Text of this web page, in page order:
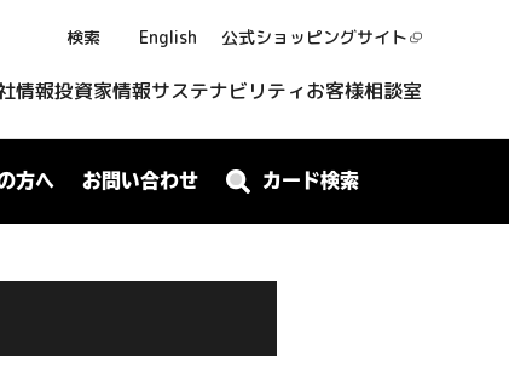
検索 English 公式ショッピングサイト
情報投資家情報サステナビリティお客様相談室
方へ お問い合わせ カード検索